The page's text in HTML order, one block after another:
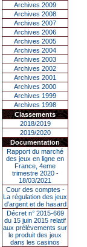
Archives 2009
Archives 2008
Archives 2007
Archives 2006
Archives 2005
Archives 2004
Archives 2003
Archives 2002
Archives 2001
Archives 2000
Archives 1999
Archives 1998
Classements
2018/2019
2019/2020
Documentation
Rapport du marché
des jeux en ligne en
France, 4eme
trimestre 2020 -
18/03/2021
Cour des comptes -
La régulation des jeux
d’argent et de hasard
Décret n° 2015-669
du 15 juin 2015 relatif
aux prélèvements sur
le produit des jeux
dans les casinos